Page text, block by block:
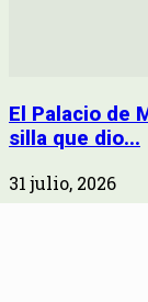
El Palacio de
silla que dio...
31 julio, 2026